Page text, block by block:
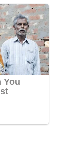
që
e
2025